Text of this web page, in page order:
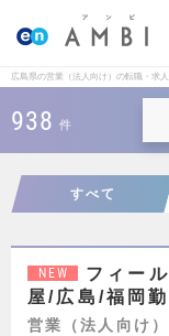
広島県の営業（法人向け）の転職・求
938 件
すべて
NEW
フィー
屋/広島/福岡勤
営業（法人向け）